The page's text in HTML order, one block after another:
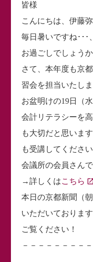
皆様
こんにちは、伊藤弥
毎日暑いですね･･･
お過ごしでしょうか
さて、本年度も京
習会を担当いたしま
お盆明けの19日（
会計リテラシーを
も大切だと思いま
も受講してくださ
会議所の会員さん
→詳しくはこちら
本日の京都新聞（
いただいておりま
ご覧ください！
－－－－－－－－